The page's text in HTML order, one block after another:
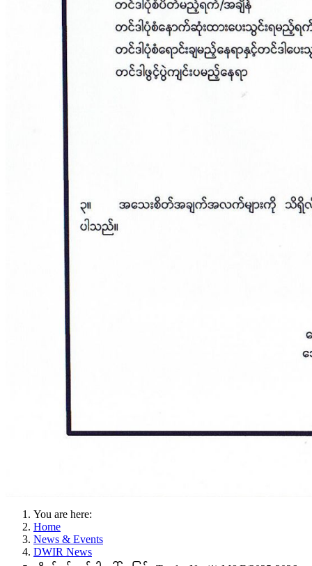
You are here:
Home
News & Events
DWIR News